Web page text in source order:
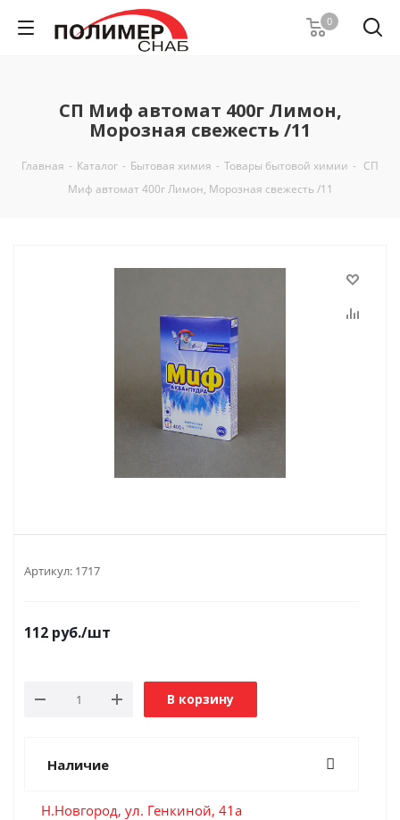
0
СП Миф автомат 400г Лимон,
Морозная свежесть /11
Главная - Каталог - Бытовая химия - Товары бытовой химии - СП
Миф автомат 400г Лимон, Морозная свежесть /11
Артикул: 1717
112 руб./шт
В корзину
Наличие
Н.Новгород, ул. Генкиной, 41а